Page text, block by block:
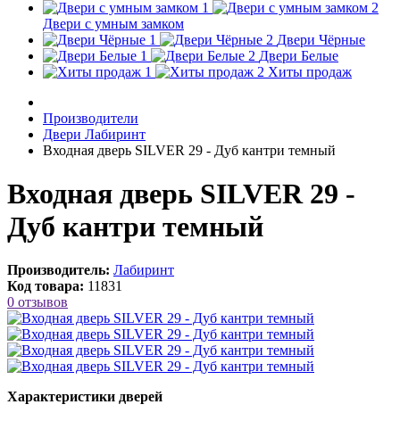
Двери с умным замком
Двери Чёрные
Двери Белые
Хиты продаж
Производители
Двери Лабиринт
Входная дверь SILVER 29 - Дуб кантри темный
Входная дверь SILVER 29 -
Дуб кантри темный
Производитель: Лабиринт
Код товара: 11831
0 отзывов
Характеристики дверей